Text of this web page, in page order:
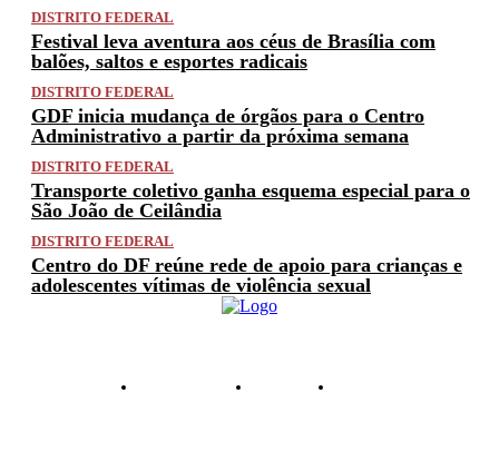
DISTRITO FEDERAL
Festival leva aventura aos céus de Brasília com
balões, saltos e esportes radicais
DISTRITO FEDERAL
GDF inicia mudança de órgãos para o Centro
Administrativo a partir da próxima semana
DISTRITO FEDERAL
Transporte coletivo ganha esquema especial para o
São João de Ceilândia
DISTRITO FEDERAL
Centro do DF reúne rede de apoio para crianças e
adolescentes vítimas de violência sexual